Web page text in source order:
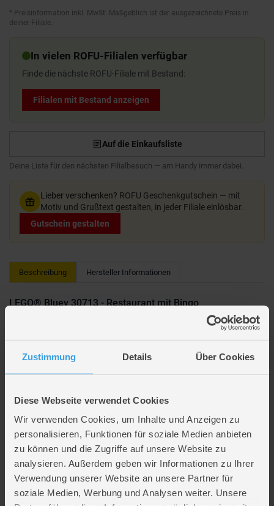
Zustimmung Details Über Cookies
Diese Webseite verwendet Cookies
Wir verwenden Cookies, um Inhalte und Anzeigen zu
personalisieren, Funktionen für soziale Medien anbieten
zu können und die Zugriffe auf unsere Website zu
analysieren. Außerdem geben wir Informationen zu Ihrer
Verwendung unserer Website an unsere Partner für
soziale Medien, Werbung und Analysen weiter. Unsere
* Preisinformation inkl. MwSt. Maßgeblich ist der ausgezeichnete Preis in
deiner Filiale.
In vielen ROFU-Filialen verfügbar
Finde die nächste ROFU-Filiale mit Bestand:
Filialen mit Bestand anzeigen
Auf die Einkaufsliste
Deine Liste für den nächsten Filialbesuch — am Handy immer dabei.
Lieber verschenken? ROFU Geschenkgutschein — mit
Motiv und Grußtext gestalten, in jeder Filiale einlösbar.
Gutschein gestalten
Beschreibung Hersteller Informationen
LEGO® Bluey 30713 - Restaurant mit Bingo
Bingo kocht in ihrer Spielzeugküche für Mum und Dad. Sie trägt eine
Bratpfanne und macht Baked Beans, einen Salat und Nachtisch.
Klemmbausteineund leg los – hier entstehen Fantasiewelten, Technik-
Artikelmerkmale
Material
Kunststoff
Altersempfehlung
ab 4 Jahre